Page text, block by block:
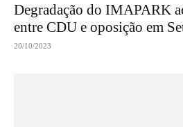
Degradação do IMAPARK
entre CDU e oposição em
20/10/2023